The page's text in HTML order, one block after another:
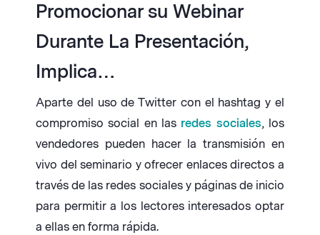
Promocionar su Webinar
Durante La Presentación,
Implica…
Aparte del uso de Twitter con el hashtag y el
compromiso social en las redes sociales, los
vendedores pueden hacer la transmisión en
vivo del seminario y ofrecer enlaces directos a
través de las redes sociales y páginas de inicio
para permitir a los lectores interesados optar
a ellas en forma rápida.